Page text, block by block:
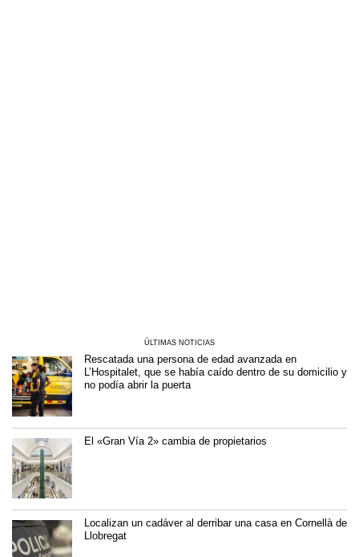
ÚLTIMAS NOTICIAS
Rescatada una persona de edad avanzada en
L’Hospitalet, que se había caído dentro de su domicilio y
no podía abrir la puerta
El «Gran Vía 2» cambia de propietarios
Localizan un cadáver al derribar una casa en Cornellà de
Llobregat